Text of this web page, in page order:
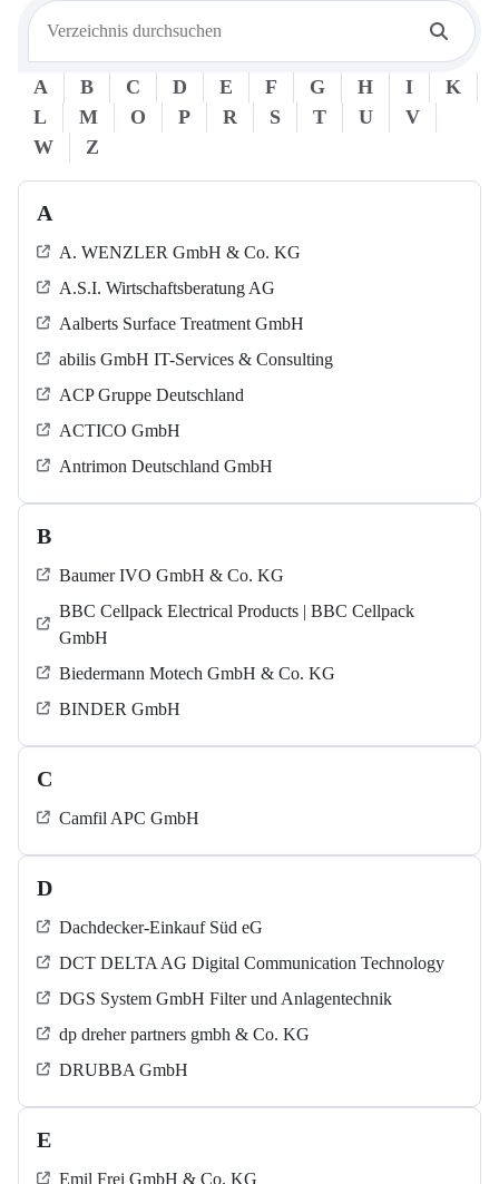
A B C D E F G H I
K
L
M O P R S T U
V
W
Z
A
A. WENZLER GmbH & Co. KG
A.S.I. Wirtschaftsberatung AG
Aalberts Surface Treatment GmbH
abilis GmbH IT-Services & Consulting
ACP Gruppe Deutschland
ACTICO GmbH
Antrimon Deutschland GmbH
B
Baumer IVO GmbH & Co. KG
BBC Cellpack Electrical Products | BBC Cellpack
GmbH
Biedermann Motech GmbH & Co. KG
BINDER GmbH
C
Camfil APC GmbH
D
Dachdecker-Einkauf Süd eG
DCT DELTA AG Digital Communication Technology
DGS System GmbH Filter und Anlagentechnik
dp dreher partners gmbh & Co. KG
DRUBBA GmbH
E
Emil Frei GmbH & Co. KG